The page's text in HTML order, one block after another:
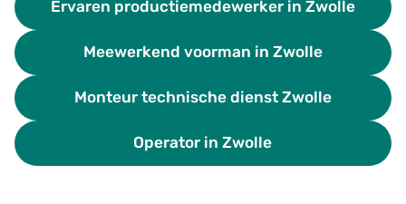
Ervaren productiemedewerker in Zwolle
Meewerkend voorman in Zwolle
Monteur technische dienst Zwolle
Operator in Zwolle